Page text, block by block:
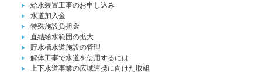
給水装置工事のお申し込み
水道加入金
特殊施設負担金
直結給水範囲の拡大
貯水槽水道施設の管理
解体工事で水道を使用するには
上下水道事業の広域連携に向けた取組